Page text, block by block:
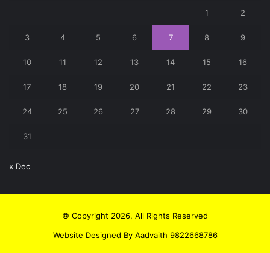
1 2
3 4 5 6 7 8 9
10 11 12 13 14 15 16
17 18 19 20 21 22 23
24 25 26 27 28 29 30
31
« Dec
© Copyright 2026, All Rights Reserved
Website Designed By Aadvaith 9822668786